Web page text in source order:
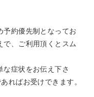
予約優先制となってお
で、ご利用頂くとスム
症状をお伝え下さ
ればお受けできます。